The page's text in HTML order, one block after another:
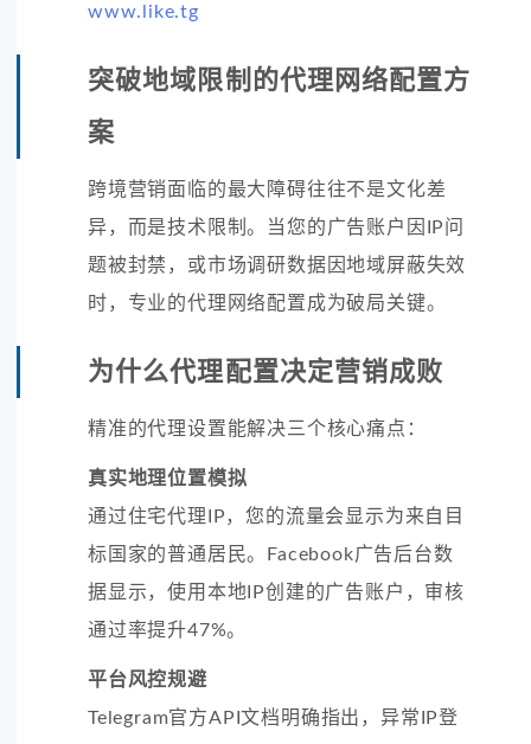
www.like.tg
突破地域限制的代理网络配置方
案
跨境营销面临的最大障碍往往不是文化差
异，而是技术限制。当您的广告账户因IP问
题被封禁，或市场调研数据因地域屏蔽失效
时，专业的代理网络配置成为破局关键。
为什么代理配置决定营销成败
精准的代理设置能解决三个核心痛点：
真实地理位置模拟
通过住宅代理IP，您的流量会显示为来自目
标国家的普通居民。Facebook广告后台数
据显示，使用本地IP创建的广告账户，审核
通过率提升47%。
平台风控规避
Telegram官方API文档明确指出，异常IP登